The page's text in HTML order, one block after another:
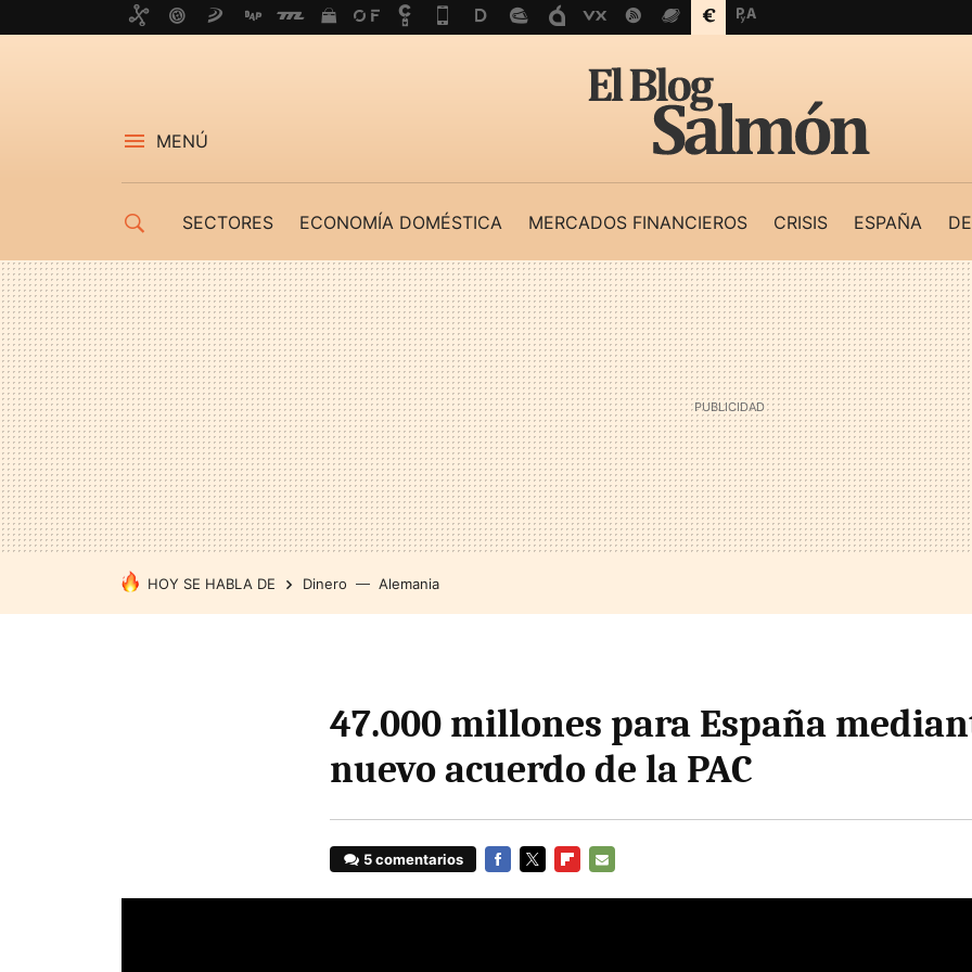
MENÚ
SECTORES ECONOMÍA DOMÉSTICA MERCADOS FINANCIEROS CRISIS ESPAÑA
HOY SE HABLA DE Dinero Alemania
47.000 millones para España
nuevo acuerdo de la PAC
5 comentarios